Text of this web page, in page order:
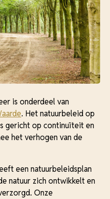
is onderdeel van
. Het natuurbeleid op
gericht op continuïteit en
het verhogen van de
een natuurbeleidsplan
natuur zich ontwikkelt en
Onze